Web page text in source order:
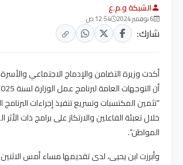
الشبكة و.م.ع
6 نوفمبر 2024 12:54 ص
شارك:
أكدت وزيرة التضامن والإدماج الاجتماعي
“تثمين المكتسبات وتسريع تنفيذ إجراءات
خلال تعبئة الفاعلين والارتكاز على برامج ذات الأثر
المواطن”.
وأبرزت ابن يحيى، لدى تقديمها مساء أمس